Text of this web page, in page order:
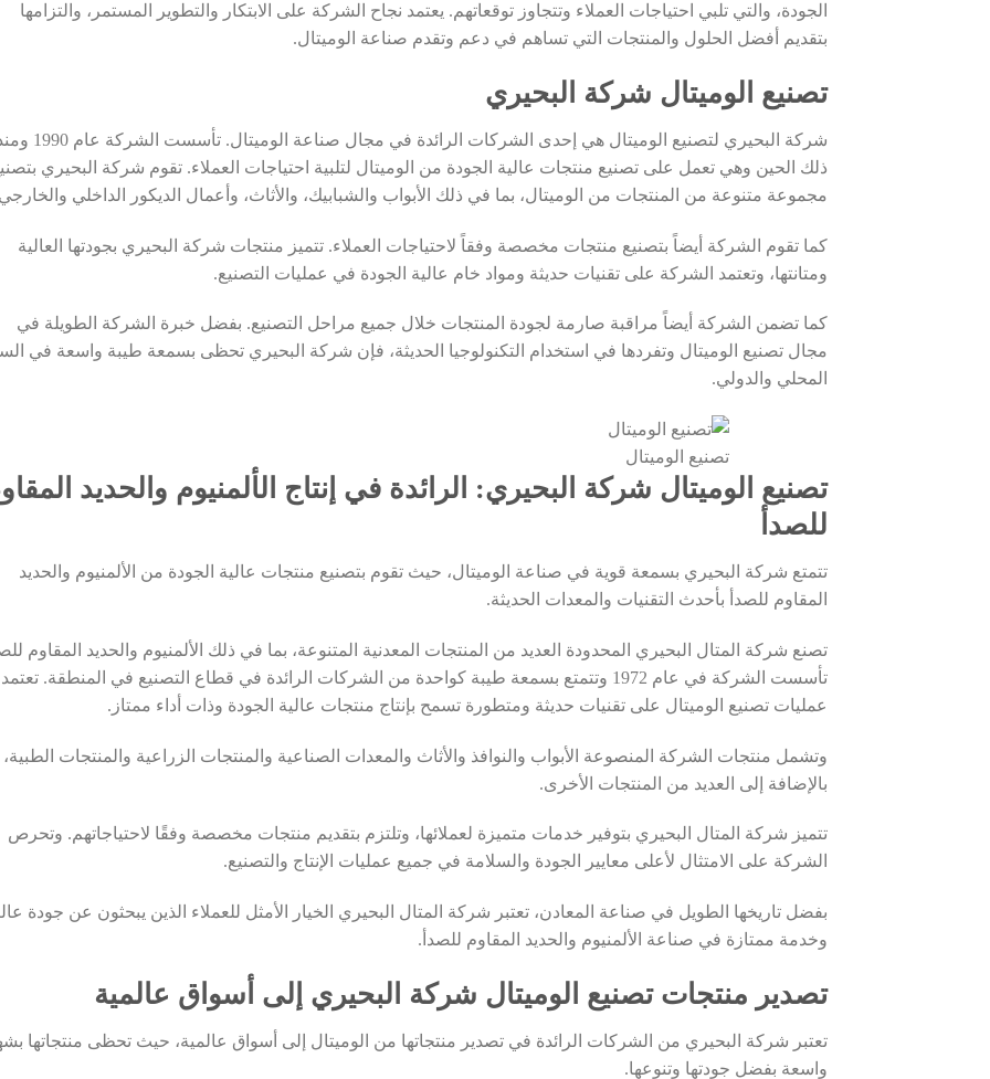
الجودة، والتي تلبي احتياجات العملاء وتتجاوز توقعاتهم. يعتمد نجاح الشركة على الابتكار والتطوير المستمر، والتزامها
بتقديم أفضل الحلول والمنتجات التي تساهم في دعم وتقدم صناعة الوميتال.
تصنيع الوميتال شركة البحيري
شركة البحيري لتصنيع الوميتال هي إحدى الشركات الرائدة في مجال صناعة الوميتال.
ذلك الحين وهي تعمل على تصنيع منتجات عالية الجودة من الوميتال لتلبية احتياجات العملاء. تقوم شركة البحيري
مجموعة متنوعة من المنتجات من الوميتال، بما في ذلك الأبواب والشبابيك، والأثاث، وأعمال الديكور الداخلي
كما تقوم الشركة أيضاً بتصنيع منتجات مخصصة وفقاً لاحتياجات العملاء. تتميز منتجات شركة البحيري بجودتها العالية
ومتانتها، وتعتمد الشركة على تقنيات حديثة ومواد خام عالية الجودة في عمليات التصنيع.
كما تضمن الشركة أيضاً مراقبة صارمة لجودة المنتجات خلال جميع مراحل التصنيع. بفضل خبرة الشركة الطويلة في
مجال تصنيع الوميتال وتفردها في استخدام التكنولوجيا الحديثة، فإن شركة البحيري تحظى بسمعة طيبة واسعة في
المحلي والدولي.
تصنيع الوميتال
تصنيع الوميتال شركة البحيري: الرائدة في إنتاج الألمنيوم والحديد
للصدأ
تتمتع شركة البحيري بسمعة قوية في صناعة الوميتال، حيث تقوم بتصنيع منتجات عالية الجودة من الألمنيوم والحديد
المقاوم للصدأ بأحدث التقنيات والمعدات الحديثة.
تصنع شركة المتال البحيري المحدودة العديد من المنتجات المعدنية المتنوعة، بما في ذلك الألمنيوم والحديد المقاوم
تأسست الشركة في عام 1972 وتتمتع بسمعة طيبة كواحدة من الشركات الرائدة في قطاع التصنيع في المنطقة. تعتمد
عمليات تصنيع الوميتال على تقنيات حديثة ومتطورة تسمح بإنتاج منتجات عالية الجودة وذات أداء ممتاز.
وتشمل منتجات الشركة المنصوعة الأبواب والنوافذ والأثاث والمعدات الصناعية والمنتجات الزراعية والمنتجات الطبية،
بالإضافة إلى العديد من المنتجات الأخرى.
تتميز شركة المتال البحيري بتوفير خدمات متميزة لعملائها، وتلتزم بتقديم منتجات مخصصة وفقًا لاحتياجاتهم. وتحرص
الشركة على الامتثال لأعلى معايير الجودة والسلامة في جميع عمليات الإنتاج والتصنيع.
بفضل تاريخها الطويل في صناعة المعادن، تعتبر شركة المتال البحيري الخيار الأمثل للعملاء الذين يبحثون عن جودة
وخدمة ممتازة في صناعة الألمنيوم والحديد المقاوم للصدأ.
تصدير منتجات تصنيع الوميتال شركة البحيري إلى أسواق عالمية
تعتبر شركة البحيري من الشركات الرائدة في تصدير منتجاتها من الوميتال إلى أسواق عالمية، حيث تحظى منتجاتها
واسعة بفضل جودتها وتنوعها.